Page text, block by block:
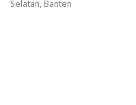
Selatan, Banten